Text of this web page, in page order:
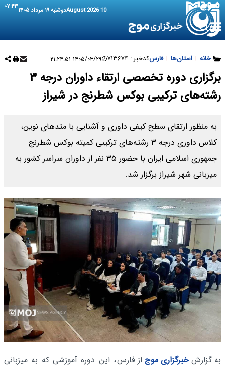
10 August 2026 دوشنبه ۱۹ مرداد ۱۴۰۵ ۰۷:۴۳
خانه | استان‌ها | فارسکدخبر : ۷۱۳۶۷۴ ۱۴۰۵/۰۳/۲۹ ۲۱:۲۴:۵۱
برگزاری دوره تخصصی ارتقاء داوران درجه ۳
رشته‌های ترکیبی بوکس شطرنج در شیراز
به منظور ارتقای سطح کیفی داوری و آشنایی با متدهای نوین،
کلاس داوری درجه ۳ رشته‌های ترکیبی کمیته بوکس شطرنج
جمهوری اسلامی ایران با حضور ۳۵ نفر از داوران سراسر کشور به
میزبانی شهر شیراز برگزار شد.
به گزارشخبرگزاری موج از فارس، این دوره آموزشی که به میزبانی